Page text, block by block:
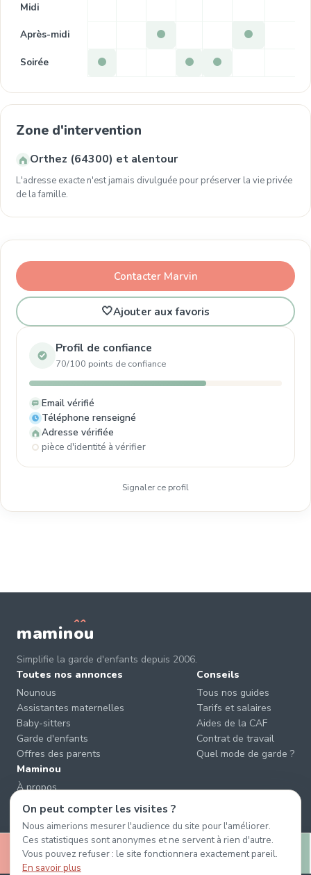
Midi
Après-midi
Soirée
Zone d'intervention
Orthez (64300) et alentour
L'adresse exacte n'est jamais divulguée pour préserver la vie privée
de la famille.
Contacter Marvin
🤍Ajouter aux favoris
Profil de confiance
70/100 points de confiance
Email vérifié
Téléphone renseigné
Adresse vérifiée
pièce d'identité à vérifier
Signaler ce profil
🤍
maminou
Simplifie la garde d'enfants depuis 2006.
Toutes nos annonces
Nounous
Assistantes maternelles
Baby-sitters
Garde d'enfants
Offres des parents
Conseils
Tous nos guides
Tarifs et salaires
Aides de la CAF
Contrat de travail
Quel mode de garde ?
Maminou
À propos
Nous contacter
Éviter les arnaques
CGU & CGV
Confidentialité
On peut compter les visites ?
Nous aimerions mesurer l'audience du site pour l'améliorer.
Ces statistiques sont anonymes et ne servent à rien d'autre.
Vous pouvez refuser : le site fonctionnera exactement pareil.
En savoir plus